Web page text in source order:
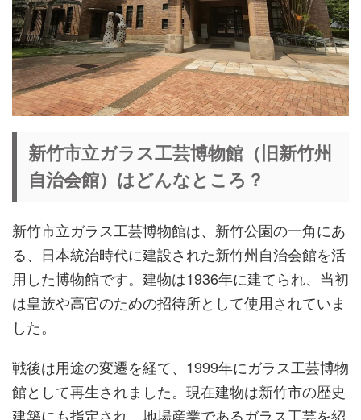
新竹市立ガラス工芸博物館（旧新竹州
自治会館）はどんなところ？
新竹市立ガラス工芸博物館は、新竹公園の一角にあ
る、日本統治時代に建設された新竹州自治会館を活
用した博物館です。建物は1936年に建てられ、当初
は皇族や高官のための招待所として使用されていま
した。
戦後は用途の変遷を経て、1999年にガラス工芸博物
館として再生されました。現在建物は新竹市の歴史
建築にも指定され、地場産業であるガラス工芸を紹